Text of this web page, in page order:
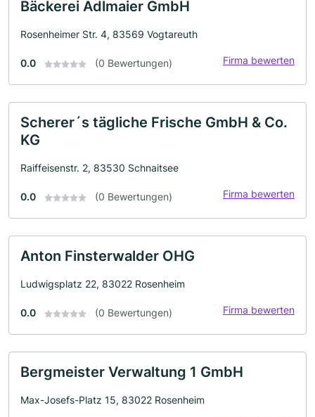
Bäckerei Adlmaier GmbH
Rosenheimer Str. 4, 83569 Vogtareuth
0.0 (0 Bewertungen) Firma bewerten
Scherer´s tägliche Frische GmbH & Co.
KG
Raiffeisenstr. 2, 83530 Schnaitsee
0.0 (0 Bewertungen) Firma bewerten
Anton Finsterwalder OHG
Ludwigsplatz 22, 83022 Rosenheim
0.0 (0 Bewertungen) Firma bewerten
Bergmeister Verwaltung 1 GmbH
Max-Josefs-Platz 15, 83022 Rosenheim